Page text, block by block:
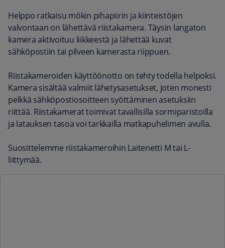
Helppo ratkaisu mökin pihapiirin ja kiinteistöjen
valvontaan on lähettävä riistakamera. Täysin langaton
kamera aktivoituu liikkeestä ja lähettää kuvat
sähköpostiin tai pilveen kamerasta riippuen.
Riistakameroiden käyttöönotto on tehty todella helpoksi.
Kamera sisältää valmiit lähetysasetukset, joten monesti
pelkkä sähköpostiosoitteen syöttäminen asetuksiin
riittää. Riistakamerat toimivat tavallisilla sormiparistoilla
ja latauksen tasoa voi tarkkailla matkapuhelimen avulla.
Suosittelemme riistakameroihin Laitenetti M tai L-
liittymää.